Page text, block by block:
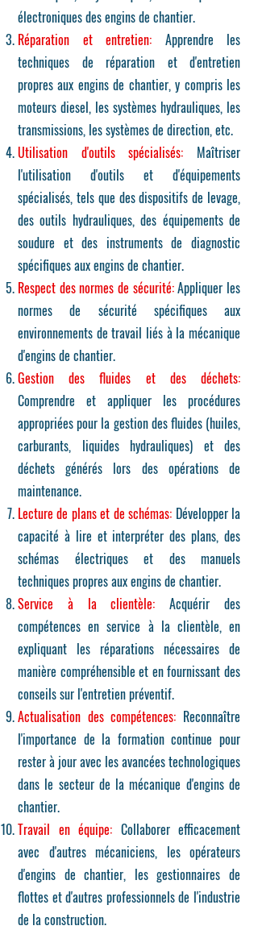
électroniques des engins de chantier.
Réparation et entretien: Apprendre les
techniques de réparation et d'entretien
propres aux engins de chantier, y compris les
moteurs diesel, les systèmes hydrauliques, les
transmissions, les systèmes de direction, etc.
Utilisation d'outils spécialisés: Maîtriser
l'utilisation d'outils et d'équipements
spécialisés, tels que des dispositifs de levage,
des outils hydrauliques, des équipements de
soudure et des instruments de diagnostic
spécifiques aux engins de chantier.
Respect des normes de sécurité:Appliquer les
normes de sécurité spécifiques aux
environnements de travail liés à la mécanique
d'engins de chantier.
Gestion des fluides et des déchets:
Comprendre et appliquer les procédures
appropriées pour la gestion des fluides (huiles,
carburants, liquides hydrauliques) et des
déchets générés lors des opérations de
maintenance.
Lecture de plans et de schémas: Développer la
capacité à lire et interpréter des plans, des
schémas électriques et des manuels
techniques propres aux engins de chantier.
Service à la clientèle: Acquérir des
compétences en service à la clientèle, en
expliquant les réparations nécessaires de
manière compréhensible et en fournissant des
conseils sur l'entretien préventif.
Actualisation des compétences: Reconnaître
l'importance de la formation continue pour
rester à jour avec les avancées technologiques
dans le secteur de la mécanique d'engins de
chantier.
Travail en équipe: Collaborer efficacement
avec d'autres mécaniciens, les opérateurs
d'engins de chantier, les gestionnaires de
flottes et d'autres professionnels de l'industrie
de la construction.